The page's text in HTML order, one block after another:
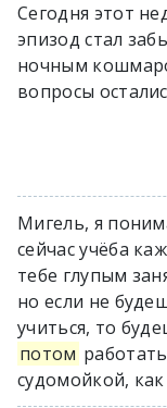
Сегодня этот
эпизод стал
ночным
вопросы
Мигель, я
сейчас учёба
тебе глупым
но если не
учиться, то
потом работать
судомойкой, как